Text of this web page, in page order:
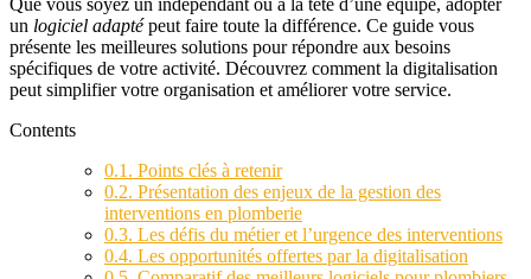
un logiciel adaptépeut faire toute la différence. Ce guide vous
présente les meilleures solutions pour répondre aux besoins
spécifiques de votre activité. Découvrez comment la digitalisation
peut simplifier votre organisation et améliorer votre service.
Contents
0.1. Points clés à retenir
0.2. Présentation des enjeux de la gestion des
interventions en plomberie
0.3. Les défis du métier et l’urgence des interventions
0.4. Les opportunités offertes par la digitalisation